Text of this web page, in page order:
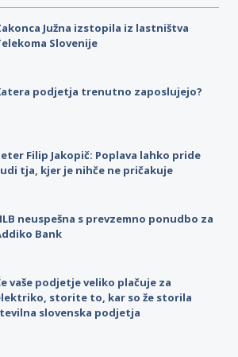
Južna izstopila iz lastništva
Slovenije
podjetja trenutno zaposlujejo?
Filip Jakopič: Poplava lahko pride
tja, kjer je nihče ne pričakuje
neuspešna s prevzemno ponudbo za
Bank
vaše podjetje veliko plačuje za
storite to, kar so že storila
slovenska podjetja